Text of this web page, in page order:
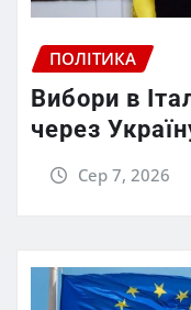
ПОЛІТИКА
Вибори в
через
Сер 7, 2026